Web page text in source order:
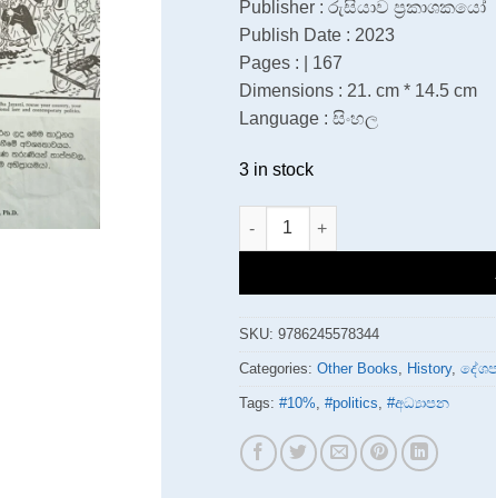
Publisher : රුසියාව ප්‍රකාශකයෝ
Publish Date : 2023
Pages : | 167
Dimensions : 21. cm * 14.5 cm
Language : සිංහල
3 in stock
ලංකාව කළු සුද්දන්ගේ පාලන සමය
SKU: 9786245578344
Categories: Other Books, History,
Tags: #10%, #politics, #අධ්‍යාපන